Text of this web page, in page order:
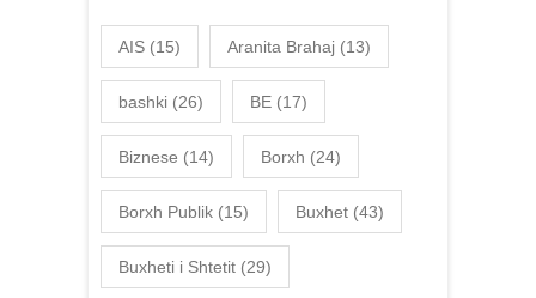
AIS (15) Aranita Brahaj (13)
bashki (26) BE (17)
Biznese (14) Borxh (24)
Borxh Publik (15) Buxhet (43)
Buxheti i Shtetit (29)